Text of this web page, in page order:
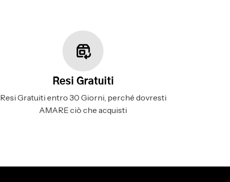
Resi Gratuiti
Resi Gratuiti entro 30 Giorni, perché dovresti
AMARE ciò che acquisti